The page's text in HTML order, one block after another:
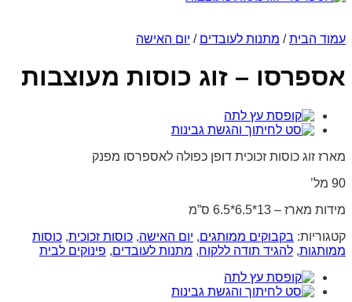
עמוד הבית / מתנות לעובדים / יום האישה
אספרסו – זוג כוסות מעוצבות
מארז זוג כוסות זכוכית דופן כפולה לאספרסו מפנק
90 מל’
מידות מארז – 13*6.5*6.5 ס”מ
קטגוריות: בקבוקים ממותגים, יום האישה, כוסות זכוכית, כוסות
ממותגות, להגיד תודה ללקוח, מתנות לעובדים, פינוקים לבית